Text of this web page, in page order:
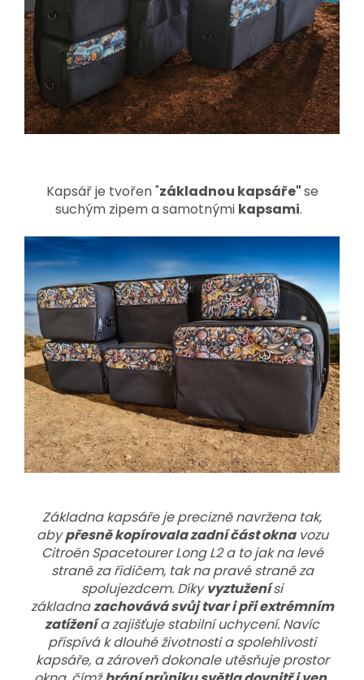
Kapsář je tvořen "základnou kapsáře"se
suchým zipem a samotnými kapsami.
Základna kapsáře je precizně navržena tak,
abypřesně kopírovala zadní část oknavozu
Citroën Spacetourer Long L2 a to jak na levé
straně za řidičem, tak na pravé straně za
spolujezdcem. Díkyvyztuženísi
základnazachovává svůj tvar i při extrémním
zatíženía zajišťuje stabilní uchycení. Navíc
přispívá k dlouhé životnosti a spolehlivosti
kapsáře, a zároveň dokonale utěsňuje prostor